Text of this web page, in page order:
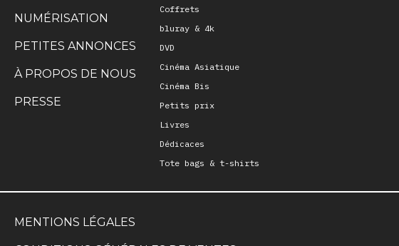
Coffrets
bluray & 4k
DVD
Cinéma Asiatique
Cinéma Bis
Petits prix
Livres
Dédicaces
Tote bags & t-shirts
NUMÉRISATION
PETITES ANNONCES
À PROPOS DE NOUS
PRESSE
MENTIONS LÉGALES